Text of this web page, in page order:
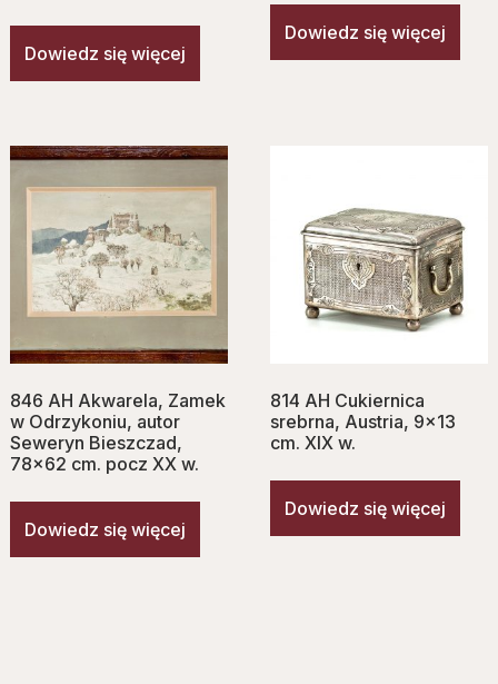
Dowiedz się więcej
Dowiedz się więcej
846 AH Akwarela, Zamek
w Odrzykoniu, autor
Seweryn Bieszczad,
78×62 cm. pocz XX w.
Dowiedz się więcej
814 AH Cukiernica
srebrna, Austria, 9×13
cm. XIX w.
Dowiedz się więcej